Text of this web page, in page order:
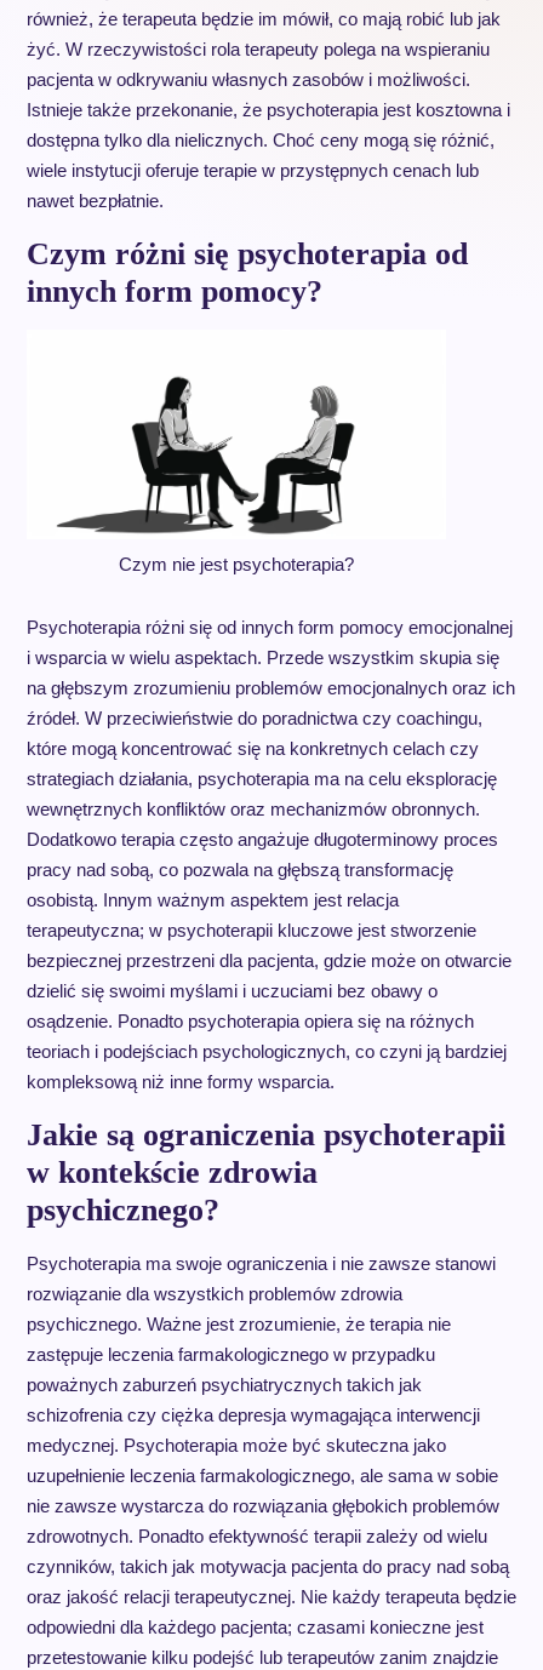
również, że terapeuta będzie im mówił, co mają robić lub jak
żyć. W rzeczywistości rola terapeuty polega na wspieraniu
pacjenta w odkrywaniu własnych zasobów i możliwości.
Istnieje także przekonanie, że psychoterapia jest kosztowna i
dostępna tylko dla nielicznych. Choć ceny mogą się różnić,
wiele instytucji oferuje terapie w przystępnych cenach lub
nawet bezpłatnie.
Czym różni się psychoterapia od
innych form pomocy?
Czym nie jest psychoterapia?
Psychoterapia różni się od innych form pomocy emocjonalnej
i wsparcia w wielu aspektach. Przede wszystkim skupia się
na głębszym zrozumieniu problemów emocjonalnych oraz ich
źródeł. W przeciwieństwie do poradnictwa czy coachingu,
które mogą koncentrować się na konkretnych celach czy
strategiach działania, psychoterapia ma na celu eksplorację
wewnętrznych konfliktów oraz mechanizmów obronnych.
Dodatkowo terapia często angażuje długoterminowy proces
pracy nad sobą, co pozwala na głębszą transformację
osobistą. Innym ważnym aspektem jest relacja
terapeutyczna; w psychoterapii kluczowe jest stworzenie
bezpiecznej przestrzeni dla pacjenta, gdzie może on otwarcie
dzielić się swoimi myślami i uczuciami bez obawy o
osądzenie. Ponadto psychoterapia opiera się na różnych
teoriach i podejściach psychologicznych, co czyni ją bardziej
kompleksową niż inne formy wsparcia.
Jakie są ograniczenia psychoterapii
w kontekście zdrowia
psychicznego?
Psychoterapia ma swoje ograniczenia i nie zawsze stanowi
rozwiązanie dla wszystkich problemów zdrowia
psychicznego. Ważne jest zrozumienie, że terapia nie
zastępuje leczenia farmakologicznego w przypadku
poważnych zaburzeń psychiatrycznych takich jak
schizofrenia czy ciężka depresja wymagająca interwencji
medycznej. Psychoterapia może być skuteczna jako
uzupełnienie leczenia farmakologicznego, ale sama w sobie
nie zawsze wystarcza do rozwiązania głębokich problemów
zdrowotnych. Ponadto efektywność terapii zależy od wielu
czynników, takich jak motywacja pacjenta do pracy nad sobą
oraz jakość relacji terapeutycznej. Nie każdy terapeuta będzie
odpowiedni dla każdego pacjenta; czasami konieczne jest
przetestowanie kilku podejść lub terapeutów zanim znajdzie